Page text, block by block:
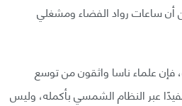
أن ساعات رواد الفضاء ومشغلي
فإن علماء ناسا واثقون من توسع
عبر النظام الشمسي بأكمله، وليس